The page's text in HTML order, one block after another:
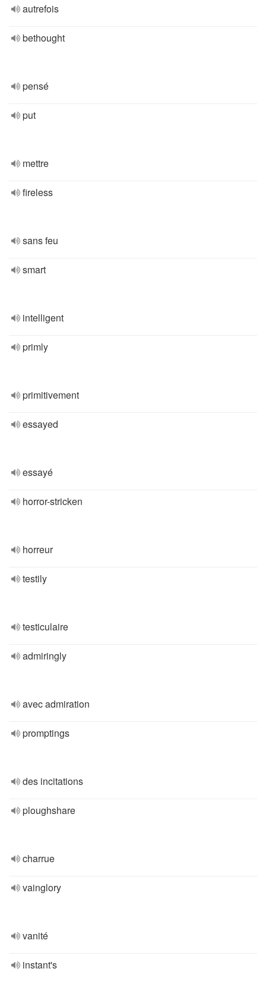
autrefois
bethought
pensé
put
mettre
fireless
sans feu
smart
intelligent
primly
primitivement
essayed
essayé
horror-stricken
horreur
testily
testiculaire
admiringly
avec admiration
promptings
des incitations
ploughshare
charrue
vainglory
vanité
instant's